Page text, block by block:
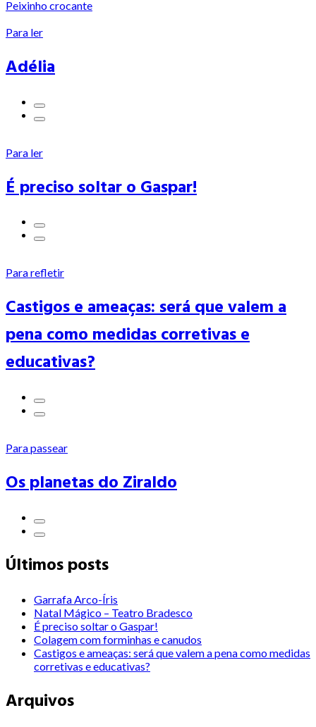
Peixinho crocante
Para ler
Adélia
Para ler
É preciso soltar o Gaspar!
Para refletir
Castigos e ameaças: será que valem a
pena como medidas corretivas e
educativas?
Para passear
Os planetas do Ziraldo
Últimos posts
Garrafa Arco-Íris
Natal Mágico – Teatro Bradesco
É preciso soltar o Gaspar!
Colagem com forminhas e canudos
Castigos e ameaças: será que valem a pena como medidas
corretivas e educativas?
Arquivos